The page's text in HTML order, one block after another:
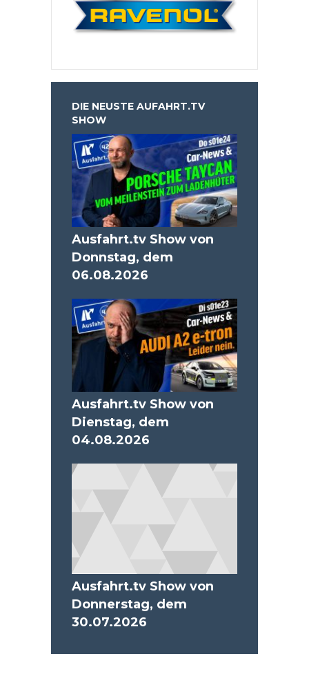
DIE NEUSTE AUFAHRT.TV
SHOW
Ausfahrt.tv Show von
Donnstag, dem
06.08.2026
Ausfahrt.tv Show von
Dienstag, dem
04.08.2026
Ausfahrt.tv Show von
Donnerstag, dem
30.07.2026